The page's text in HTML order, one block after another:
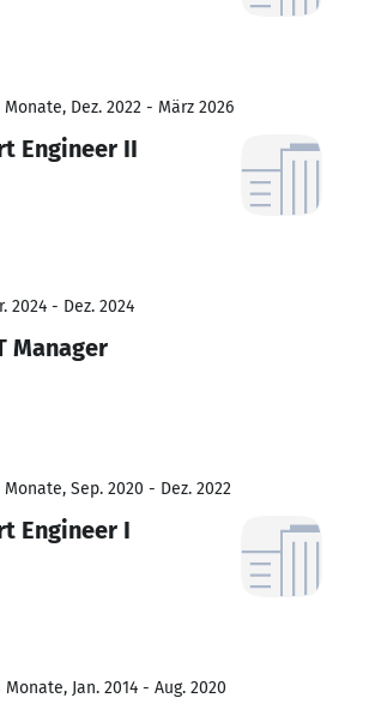
Dez. 2022 - März 2026
Engineer II
2024 - Dez. 2024
Manager
Sep. 2020 - Dez. 2022
Engineer I
Jan. 2014 - Aug. 2020